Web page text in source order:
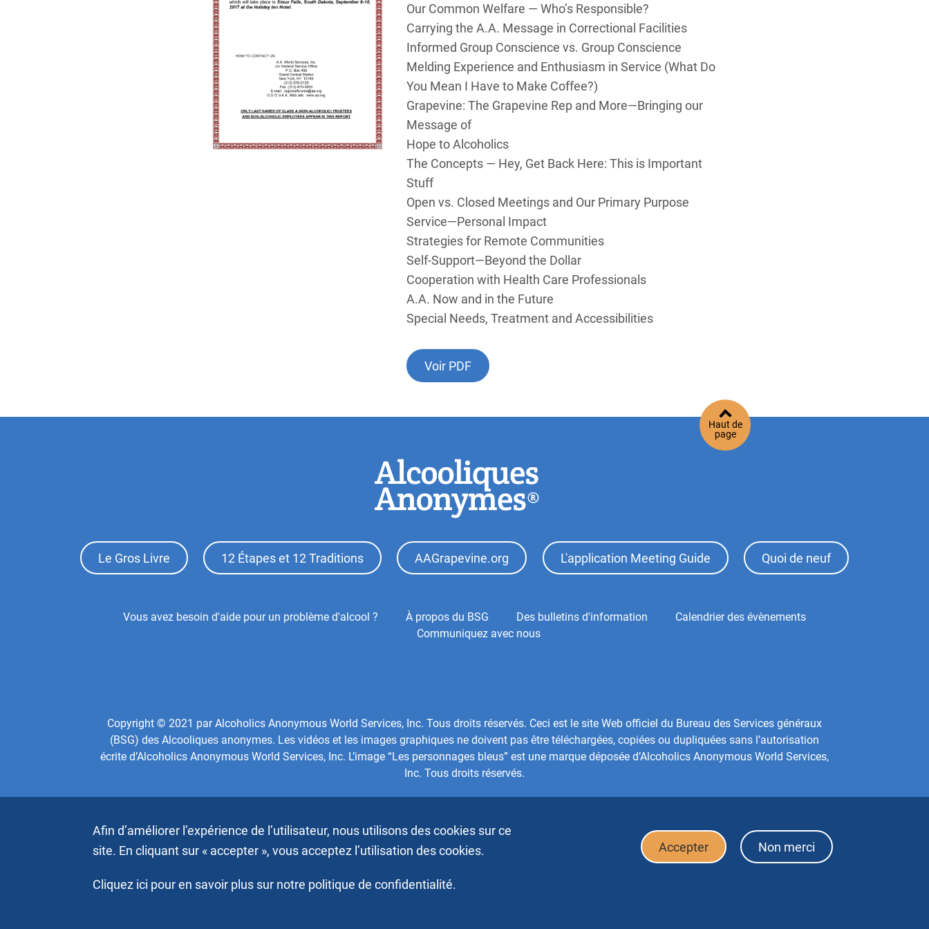
Our Common Welfare — Who’s Responsible?
Carrying the A.A. Message in Correctional Facilities
Informed Group Conscience vs. Group Conscience
Melding Experience and Enthusiasm in Service (What Do
You Mean I Have to Make Coffee?)
Grapevine: The Grapevine Rep and More—Bringing our
Message of
Hope to Alcoholics
The Concepts — Hey, Get Back Here: This is Important
Stuff
Open vs. Closed Meetings and Our Primary Purpose
Service—Personal Impact
Strategies for Remote Communities
Self-Support—Beyond the Dollar
Cooperation with Health Care Professionals
A.A. Now and in the Future
Special Needs, Treatment and Accessibilities
Voir PDF
Haut de
page
Footer
Top
Menu
Le Gros Livre 12 Étapes et 12 Traditions AAGrapevine.org L'application Meeting Guide Quoi de neuf
FooterVous avez besoin d'aide pour un problème d'alcool ? À propos du BSG Des bulletins d'information
Calendrier des évènements
Communiquez avec nous
Copyright © 2021 par Alcoholics Anonymous World Services, Inc. Tous droits réservés. Ceci est le site Web officiel du Bureau des Services généraux
(BSG) des Alcooliques anonymes. Les vidéos et les images graphiques ne doivent pas être téléchargées, copiées ou dupliquées sans l’autorisation
écrite d’Alcoholics Anonymous World Services, Inc. L’image “Les personnages bleus” est une marque déposée d’Alcoholics Anonymous World Services,
Inc. Tous droits réservés.
Copyright © 2026, Alcoholics Anonymous World Services, Inc. Tous droits réservés.
Afin d’améliorer l’expérience de l’utilisateur, nous utilisons des cookies sur ce
site. En cliquant sur « accepter », vous acceptez l’utilisation des cookies.
Cliquez ici pour en savoir plus sur notre politique de confidentialité.
Accepter Non merci